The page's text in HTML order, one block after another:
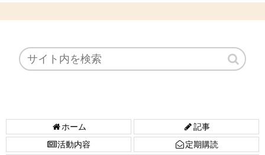
ホーム
記事
活動内容
定期購読